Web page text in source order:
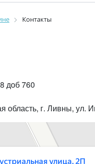
Контакты
доб 760
область, г. Ливны, ул.
Ливен — Яндекс Карты